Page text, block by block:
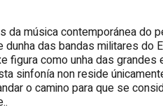
da música contemporánea do
das bandas militares do
figura como unha das grandes
sinfonía non reside
o camino para que se